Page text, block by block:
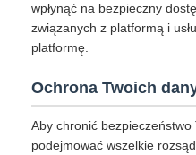
wpłynąć na bezpieczny
związanych z platformą i
platformę.
Ochrona Twoich
Aby chronić
podejmować wszelkie